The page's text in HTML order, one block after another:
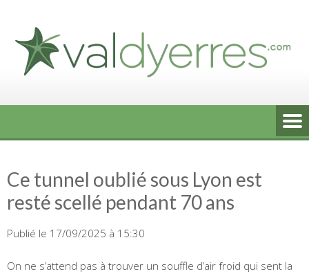
content
Ce tunnel oublié sous Lyon est
resté scellé pendant 70 ans
Publié le 17/09/2025 à 15:30
On ne s’attend pas à trouver un souffle d’air froid qui sent la